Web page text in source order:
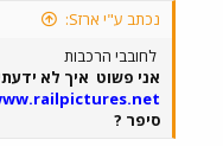
נכתב ע"י ארזS:
לחובבי הרכבות
אני פשוט איך לא
סיפר ?